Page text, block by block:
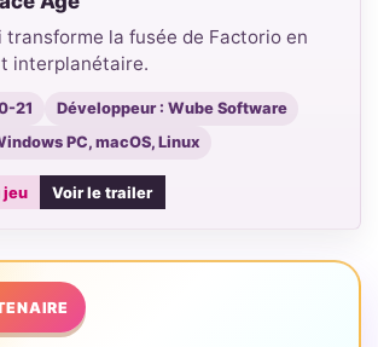
transforme la fusée de Factorio en
interplanétaire.
21
Développeur : Wube Software
PC, macOS, Linux
jeu Voir le trailer